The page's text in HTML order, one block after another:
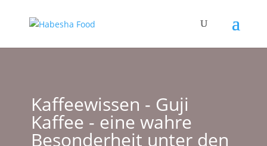
Kaffeewissen - Guji
Kaffee - eine wahre
Besonderheit unter den